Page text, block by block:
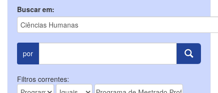
Buscar em:
por
Filtros correntes: